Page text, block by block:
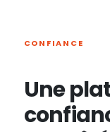
CONFIANCE
Une